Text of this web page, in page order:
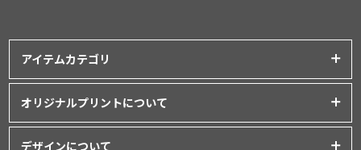
アイテムカテゴリ
ポロシャツ│ スポーツウェア
オリジナルプリントについて
デザインについて